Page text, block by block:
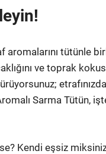
aromalarını tütünle
ve toprak
Sarma Tütün,
Kendi eşsiz